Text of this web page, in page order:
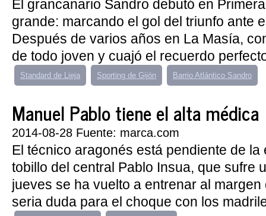
El grancanario Sandro debutó en
grande: marcando el gol del triunfo ante
Después de varios años en La Masía,
de todo joven y cuajó el recuerdo
Standard de Lieja Sporting de Gijón Barrio Atlántico Sandro
Manuel Pablo tiene el alta médica
2014-08-28 Fuente: marca.com
El técnico aragonés está pendiente de la
tobillo del central Pablo Insua, que sufre
jueves se ha vuelto a entrenar al
seria duda para el choque con los